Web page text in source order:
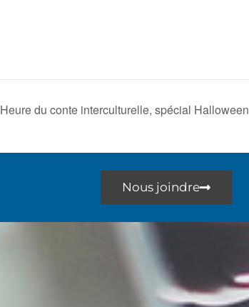
Heure du conte interculturelle, spécial Halloween
Nous joindre